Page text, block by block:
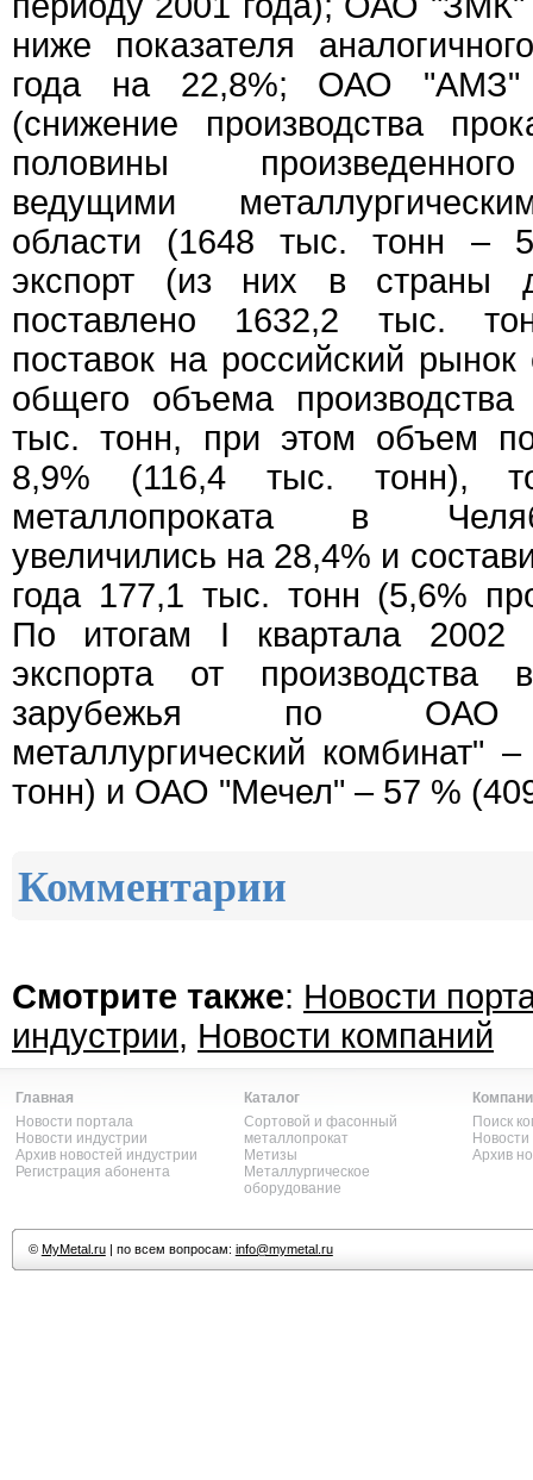
ниже показателя
года на 22,8%; ОАО
(снижение производства
половины
ведущими
области (1648 тыс. тонн –
экспорт (из них в страны
поставлено 1632,2 тыс.
поставок на российский рынок
общего объема
тыс. тонн, при этом объем
8,9% (116,4 тыс. тонн),
металлопроката в
увеличились на 28,4% и
года 177,1 тыс. тонн (5,6%
По итогам I квартала 2002
экспорта от производства
зарубежья по ОАО
металлургический комбинат"
тонн) и ОАО "Мечел" – 57 %
Комментарии
Смотрите также: Новости
индустрии, Новости компаний
Главная
Новости портала
Новости индустрии
Архив новостей индустрии
Регистрация абонента
Каталог
Сортовой и фасонный
металлопрокат
Метизы
Металлургическое
оборудование
Поиск
Архив
© MyMetal.ru| по всем вопросам: info@mymetal.ru